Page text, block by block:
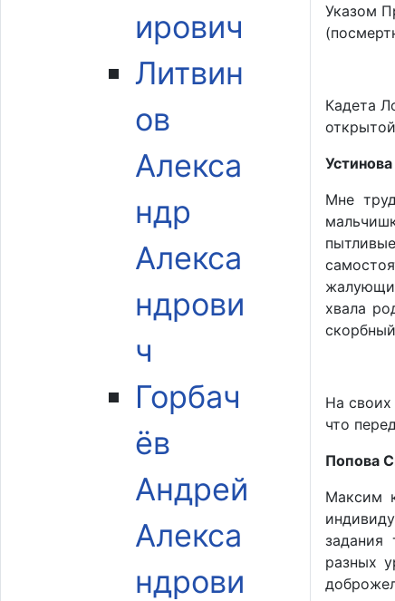
ирович
Литвин
ов
Алекса
ндр
Алекса
ндрови
ч
Горбач
ёв
Андрей
Алекса
ндрови
Указом
Кадета
Мне
хвала
На
что
Попова
Максим
задания
разных